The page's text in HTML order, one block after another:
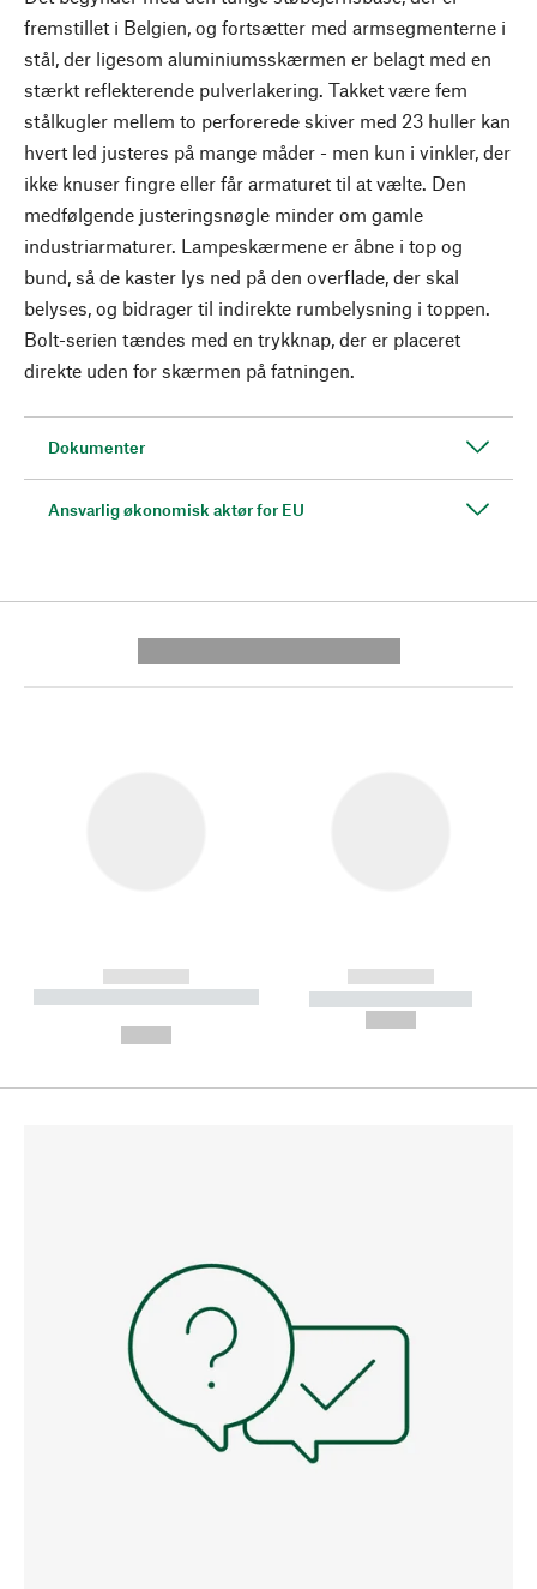
fremstillet i Belgien, og fortsætter med armsegmenterne i
stål, der ligesom aluminiumsskærmen er belagt med en
stærkt reflekterende pulverlakering. Takket være fem
stålkugler mellem to perforerede skiver med 23 huller kan
hvert led justeres på mange måder - men kun i vinkler, der
ikke knuser fingre eller får armaturet til at vælte. Den
medfølgende justeringsnøgle minder om gamle
industriarmaturer. Lampeskærmene er åbne i top og
bund, så de kaster lys ned på den overflade, der skal
belyses, og bidrager til indirekte rumbelysning i toppen.
Bolt-serien tændes med en trykknap, der er placeret
direkte uden for skærmen på fatningen.
Dokumenter
Ansvarlig økonomisk aktør for EU
------------
----------- ----------- --------
------------
----------- -----------